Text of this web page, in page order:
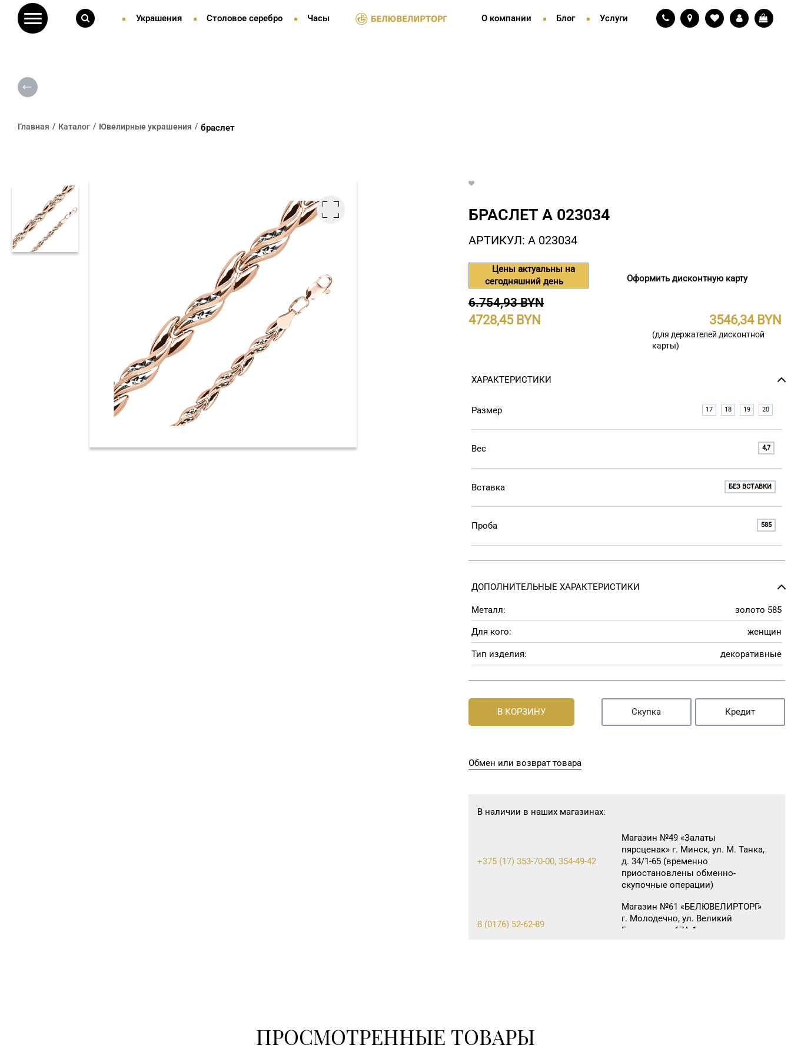
Украшения Столовое серебро Часы О компании Блог Услуги
Главная Каталог Ювелирные украшения браслет
БРАСЛЕТ А 023034
АРТИКУЛ: А 023034
Цены актуальны на
сегодняшний день
Оформить дисконтную карту
6.754,93 BYN
4728,45 3546,34
(для держателей дисконтной
карты)
ХАРАКТЕРИСТИКИ
Размер 17 18 19 20
Вес 4,7
Вставка БЕЗ ВСТАВКИ
Проба 585
ДОПОЛНИТЕЛЬНЫЕ ХАРАКТЕРИСТИКИ
Металл: золото 585
Для кого: женщин
Тип изделия: декоративные
В КОРЗИНУ Скупка Кредит
Обмен или возврат товара
В наличии в наших магазинах:
+375 (17) 353-70-00, 354-49-42
Магазин №49 «Залаты
пярсценак» г. Минск, ул. М. Танка,
д. 34/1-65 (временно
приостановлены обменно-
скупочные операции)
8 (0176) 52-62-89
Магазин №61 «БЕЛЮВЕЛИРТОРГ»
г. Молодечно, ул. Великий
Гостинец, д. 67А-1, часть пом.
ПРОСМОТРЕННЫЕ ТОВАРЫ